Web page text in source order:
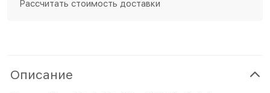
Рассчитать стоимость доставки
Описание